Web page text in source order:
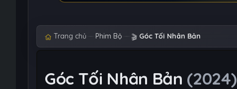
Trang chủ Phim Bộ 🎬 Góc Tối Nhân Bản
Góc Tối Nhân Bản (2024)